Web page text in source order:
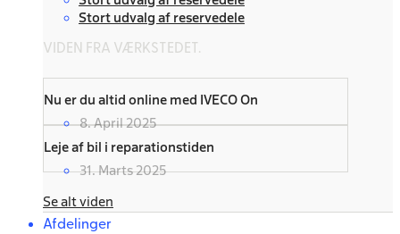
Stort udvalg af reservedele
VIDEN FRA VÆRKSTEDET.
Nu er du altid online med IVECO On
8. April 2025
Leje af bil i reparationstiden
31. Marts 2025
Se alt viden
Afdelinger